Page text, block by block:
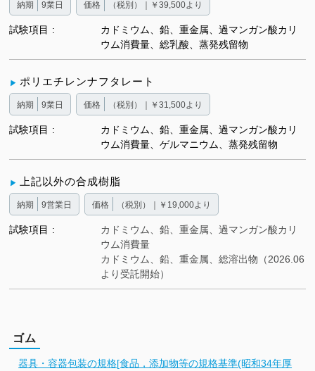
納期 9業日 価格 （税別）｜￥39,500より
試験項目
カドミウム、鉛、重金属、過マンガン酸カリ
ウム消費量、総乳酸、蒸発残留物
ポリエチレンナフタレート
納期 9業日 価格 （税別）｜￥31,500より
試験項目
カドミウム、鉛、重金属、過マンガン酸カリ
ウム消費量、ゲルマニウム、蒸発残留物
上記以外の合成樹脂
納期 9営業日 価格 （税別）｜￥19,000より
試験項目
カドミウム、鉛、重金属、過マンガン酸カリ
ウム消費量
カドミウム、鉛、重金属、総溶出物（2026.06
より受託開始）
ゴム
器具・容器包装の規格[食品，添加物等の規格基準(昭和34年厚